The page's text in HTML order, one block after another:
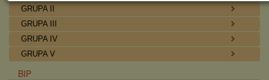
GRUPA II
GRUPA III
GRUPA IV
GRUPA V
BIP